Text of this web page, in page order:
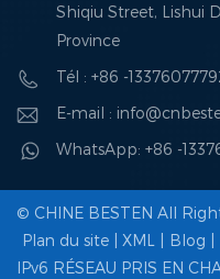
Shiqiu Street, Lishui
Province
Tél : +86 -
E-mail :
WhatsApp: +86 -
© CHINE BESTEN All
Plan du site
XML Blog
IPv6 RÉSEAU PRIS EN